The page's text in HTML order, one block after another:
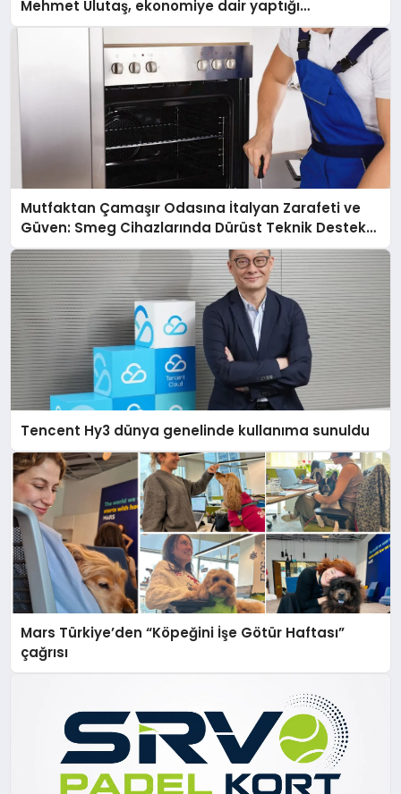
Mehmet Ulutaş, ekonomiye dair yaptığı
açıklamada şunları kaydetti:
Mutfaktan Çamaşır Odasına İtalyan Zarafeti ve
Güven: Smeg Cihazlarında Dürüst Teknik Destek
Deneyimi
Tencent Hy3 dünya genelinde kullanıma sunuldu
Mars Türkiye’den “Köpeğini İşe Götür Haftası”
çağrısı